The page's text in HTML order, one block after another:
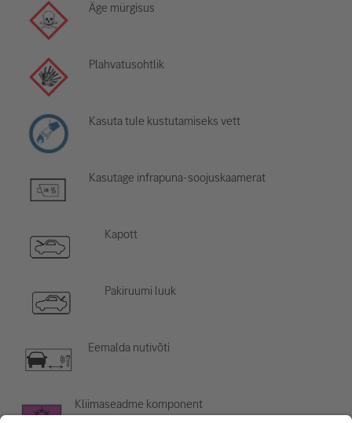
Äge mürgisus
Plahvatusohtlik
Kasuta tule kustutamiseks vett
Kasutage infrapuna-soojuskaamerat
Kapott
Pakiruumi luuk
Eemalda nutivõti
Kliimaseadme komponent